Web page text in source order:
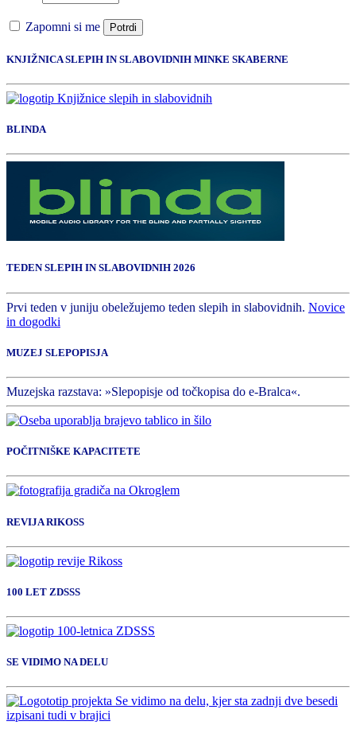
Zapomni si me Potrdi
KNJIŽNICA SLEPIH IN SLABOVIDNIH MINKE SKABERNE
BLINDA
TEDEN SLEPIH IN SLABOVIDNIH 2026
Prvi teden v juniju obeležujemo teden slepih in slabovidnih. Novice
in dogodki
MUZEJ SLEPOPISJA
Muzejska razstava: »Slepopisje od točkopisa do e-Bralca«.
POČITNIŠKE KAPACITETE
REVIJA RIKOSS
100 LET ZDSSS
SE VIDIMO NA DELU